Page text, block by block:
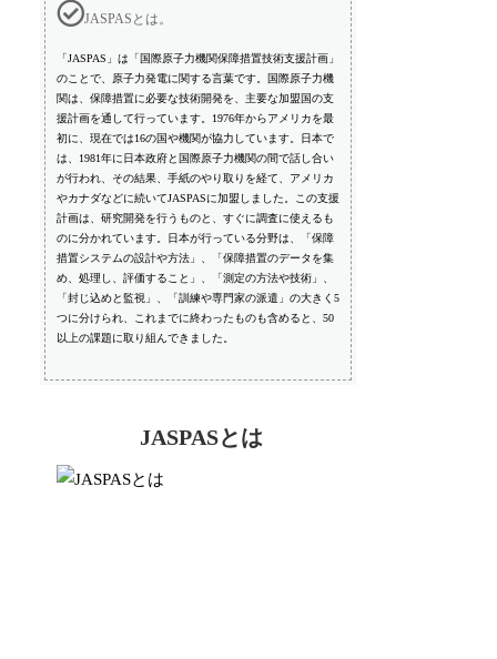
JASPASとは。
「JASPAS」は「国際原子力機関保障措置技術支援計画」
のことで、原子力発電に関する言葉です。国際原子力機
関は、保障措置に必要な技術開発を、主要な加盟国の支
援計画を通して行っています。1976年からアメリカを最
初に、現在では16の国や機関が協力しています。日本で
は、1981年に日本政府と国際原子力機関の間で話し合い
が行われ、その結果、手紙のやり取りを経て、アメリカ
やカナダなどに続いてJASPASに加盟しました。この支援
計画は、研究開発を行うものと、すぐに調査に使えるも
のに分かれています。日本が行っている分野は、「保障
措置システムの設計や方法」、「保障措置のデータを集
め、処理し、評価すること」、「測定の方法や技術」、
「封じ込めと監視」、「訓練や専門家の派遣」の大きく5
つに分けられ、これまでに終わったものも含めると、50
以上の課題に取り組んできました。
JASPASとは